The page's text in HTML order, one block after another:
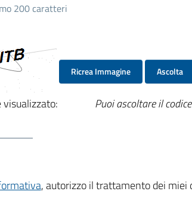
200 caratteri
Ricrea Immagine Ascolta
Puoi ascoltare il
, autorizzo il trattamento dei miei